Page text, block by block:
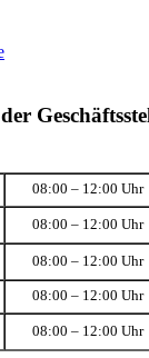
08:00 – 12:00 Uhr
08:00 – 12:00 Uhr
08:00 – 12:00 Uhr
08:00 – 12:00 Uhr
08:00 – 12:00 Uhr